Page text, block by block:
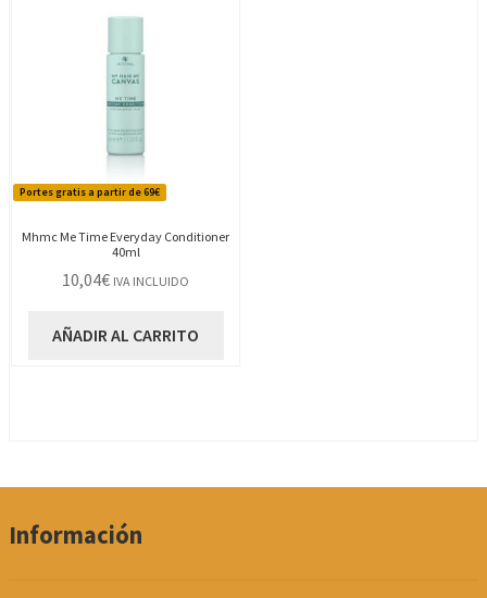
Portes gratis a partir de 69€
Mhmc Me Time Everyday Conditioner
40ml
10,04€ IVA INCLUIDO
AÑADIR AL CARRITO
Información